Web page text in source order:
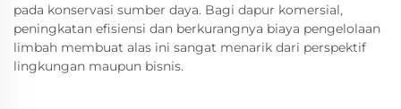
pada konservasi sumber daya. Bagi dapur komersial,
peningkatan efisiensi dan berkurangnya biaya pengelolaan
limbah membuat alas ini sangat menarik dari perspektif
lingkungan maupun bisnis.